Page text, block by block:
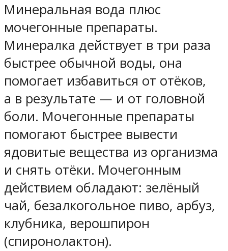
Минеральная вода плюс
мочегонные препараты.
Минералка действует в три раза
быстрее обычной воды, она
помогает избавиться от отёков,
а в результате — и от головной
боли. Мочегонные препараты
помогают быстрее вывести
ядовитые вещества из организма
и снять отёки. Мочегонным
действием обладают: зелёный
чай, безалкогольное пиво, арбуз,
клубника, верошпирон
(спиронолактон).